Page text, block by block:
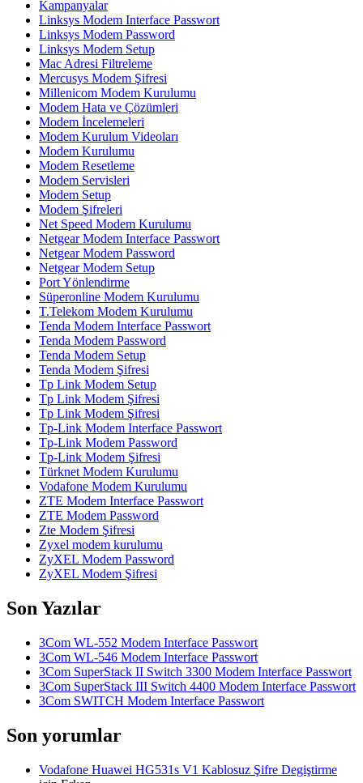
Kampanyalar
Linksys Modem Interface Passwort
Linksys Modem Password
Linksys Modem Setup
Mac Adresi Filtreleme
Mercusys Modem Şifresi
Millenicom Modem Kurulumu
Modem Hata ve Çözümleri
Modem İncelemeleri
Modem Kurulum Videoları
Modem Kurulumu
Modem Resetleme
Modem Servisleri
Modem Setup
Modem Şifreleri
Net Speed Modem Kurulumu
Netgear Modem Interface Passwort
Netgear Modem Password
Netgear Modem Setup
Port Yönlendirme
Süperonline Modem Kurulumu
T.Telekom Modem Kurulumu
Tenda Modem Interface Passwort
Tenda Modem Password
Tenda Modem Setup
Tenda Modem Şifresi
Tp Link Modem Setup
Tp Link Modem Şifresi
Tp Link Modem Şifresi
Tp-Link Modem Interface Passwort
Tp-Link Modem Password
Tp-Link Modem Şifresi
Türknet Modem Kurulumu
Vodafone Modem Kurulumu
ZTE Modem Interface Passwort
ZTE Modem Password
Zte Modem Şifresi
Zyxel modem kurulumu
ZyXEL Modem Password
ZyXEL Modem Şifresi
Son Yazılar
3Com WL-552 Modem Interface Passwort
3Com WL-546 Modem Interface Passwort
3Com SuperStack II Switch 3300 Modem Interface Passwort
3Com SuperStack III Switch 4400 Modem Interface Passwort
3Com SWITCH Modem Interface Passwort
Son yorumlar
Vodafone Huawei HG531s V1 Kablosuz Şifre Degiştirme